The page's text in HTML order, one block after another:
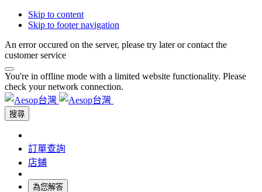
Skip to content
Skip to footer navigation
An error occured on the server, please try later or contact the
customer service
You're in offline mode with a limited website functionality. Please
check your network connection.
搜尋
訂單查詢
店鋪
為您解答